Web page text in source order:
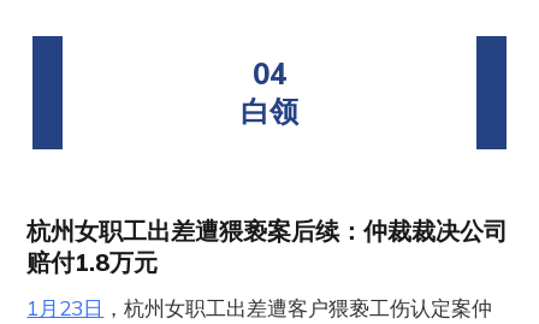
04
白领
杭州女职工出差遭猥亵案后续：仲裁裁决公司
赔付1.8万元
1月23日 ，杭州女职工出差遭客户猥亵工伤认定案仲